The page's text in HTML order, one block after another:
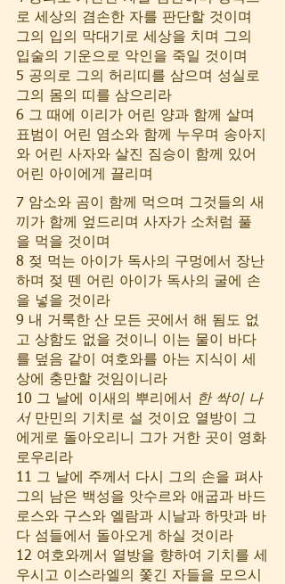
로 세상의 겸손한 자를 판단할 것이며
그의 입의 막대기로 세상을 치며 그의
입술의 기운으로 악인을 죽일 것이며
5 공의로 그의 허리띠를 삼으며 성실로
그의 몸의 띠를 삼으리라
6 그 때에 이리가 어린 양과 함께 살며
표범이 어린 염소와 함께 누우며 송아지
와 어린 사자와 살진 짐승이 함께 있어
어린 아이에게 끌리며
7 암소와 곰이 함께 먹으며 그것들의 새
끼가 함께 엎드리며 사자가 소처럼 풀
을 먹을 것이며
8 젖 먹는 아이가 독사의 구멍에서 장난
하며 젖 뗀 어린 아이가 독사의 굴에 손
을 넣을 것이라
9 내 거룩한 산 모든 곳에서 해 됨도 없
고 상함도 없을 것이니 이는 물이 바다
를 덮음 같이 여호와를 아는 지식이 세
상에 충만할 것임이니라
10 그 날에 이새의 뿌리에서
한 싹이 나
서 만민의 기치로 설 것이요 열방이 그
에게로 돌아오리니 그가 거한 곳이 영화
로우리라
11 그 날에 주께서 다시 그의 손을 펴사
그의 남은 백성을 앗수르와 애굽과 바드
로스와 구스와 엘람과 시날과 하맛과 바
다 섬들에서 돌아오게 하실 것이라
12 여호와께서 열방을 향하여 기치를 세
우시고 이스라엘의 쫓긴 자들을 모으시